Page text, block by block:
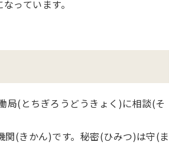
っています。
局(とちぎろうどうきょく)に相談(そ
(きかん)です。秘密(ひみつ)は守(ま